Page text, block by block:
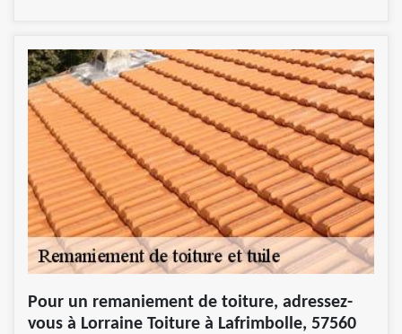
Pour un remaniement de toiture, adressez-
vous à Lorraine Toiture à Lafrimbolle, 57560